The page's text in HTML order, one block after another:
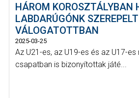
HÁROM KOROSZTÁLYBAN
LABDARÚGÓNK
VÁLOGATOTTBAN
2025-03-25
Az U21-es, az U19-es és az U17-
csapatban is bizonyítottak játé...